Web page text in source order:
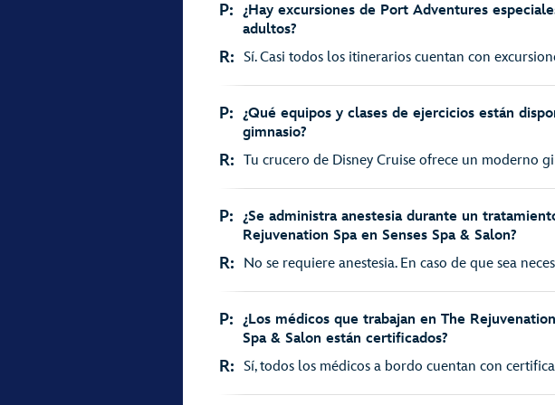
P: ¿Hay excursiones de Port Adventures
adultos?
R: Sí. Casi todos los itinerarios cuentan con
P: ¿Qué equipos y clases de ejercicios están
gimnasio?
R: Tu crucero de Disney Cruise ofrece un moderno
P: ¿Se administra anestesia durante un
Rejuvenation Spa en Senses Spa & Salon?
R: No se requiere anestesia. En caso de que sea
P: ¿Los médicos que trabajan en The
Spa & Salon están certificados?
R: Sí, todos los médicos a bordo cuentan con